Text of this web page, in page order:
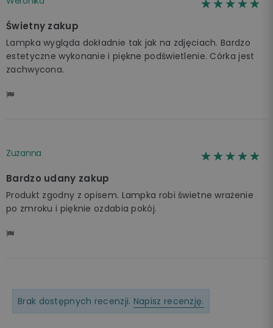
☆☆☆☆☆
★★★★★
Świetny zakup
Lampka wygląda dokładnie tak jak na zdjęciach. Bardzo
estetyczne wykonanie i piękne podświetlenie. Córka jest
zachwycona.
Zuzanna ☆☆☆☆☆
★★★★★
Bardzo udany zakup
Produkt zgodny z opisem. Lampka robi świetne wrażenie
po zmroku i pięknie ozdabia pokój.
Brak dostępnych recenzji. Napisz recenzję.